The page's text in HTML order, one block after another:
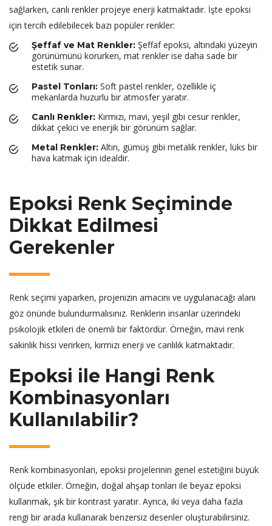
sağlarken, canlı renkler projeye enerji katmaktadır. İşte epoksi
için tercih edilebilecek bazı popüler renkler:
Şeffaf ve Mat Renkler: Şeffaf epoksi, altındaki yüzeyin
görünümünü korurken, mat renkler ise daha sade bir
estetik sunar.
Pastel Tonları: Soft pastel renkler, özellikle iç
mekanlarda huzurlu bir atmosfer yaratır.
Canlı Renkler: Kırmızı, mavi, yeşil gibi cesur renkler,
dikkat çekici ve enerjik bir görünüm sağlar.
Metal Renkler: Altın, gümüş gibi metalik renkler, lüks bir
hava katmak için idealdir.
Epoksi Renk Seçiminde
Dikkat Edilmesi
Gerekenler
Renk seçimi yaparken, projenizin amacını ve uygulanacağı alanı
göz önünde bulundurmalısınız. Renklerin insanlar üzerindeki
psikolojik etkileri de önemli bir faktördür. Örneğin, mavi renk
sakinlik hissi verirken, kırmızı enerji ve canlılık katmaktadır.
Epoksi ile Hangi Renk
Kombinasyonları
Kullanılabilir?
Renk kombinasyonları, epoksi projelerinin genel estetiğini büyük
ölçüde etkiler. Örneğin, doğal ahşap tonları ile beyaz epoksi
kullanmak, şık bir kontrast yaratır. Ayrıca, iki veya daha fazla
rengi bir arada kullanarak benzersiz desenler oluşturabilirsiniz.